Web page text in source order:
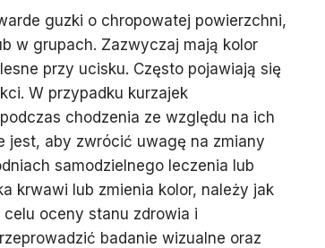
guzki o chropowatej powierzchni,
w grupach. Zazwyczaj mają kolor
przy ucisku. Często pojawiają się
W przypadku kurzajek
chodzenia ze względu na ich
jest, aby zwrócić uwagę na zmiany
samodzielnego leczenia lub
krwawi lub zmienia kolor, należy jak
oceny stanu zdrowia i
badanie wizualne oraz